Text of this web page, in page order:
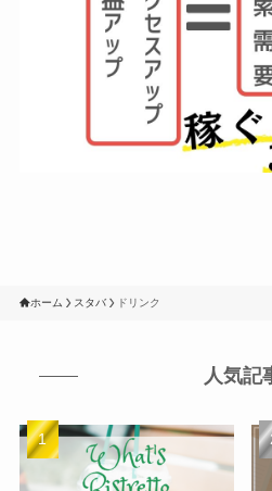
ホーム スタバ ドリンク
人気記